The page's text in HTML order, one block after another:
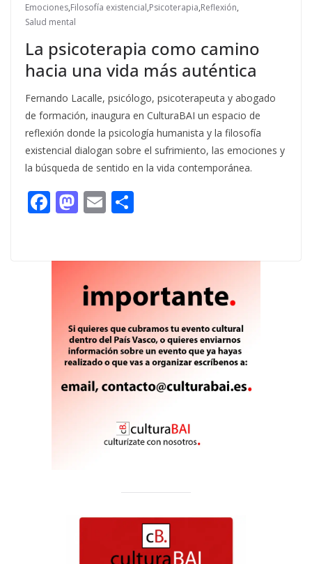
Emociones,Filosofía existencial,Psicoterapia,Reflexión,
Salud mental
La psicoterapia como camino
hacia una vida más auténtica
Fernando Lacalle, psicólogo, psicoterapeuta y abogado
de formación, inaugura en CulturaBAI un espacio de
reflexión donde la psicología humanista y la filosofía
existencial dialogan sobre el sufrimiento, las emociones y
la búsqueda de sentido en la vida contemporánea.
F
b
M
d
o
n
E
l p
ar
ti
r